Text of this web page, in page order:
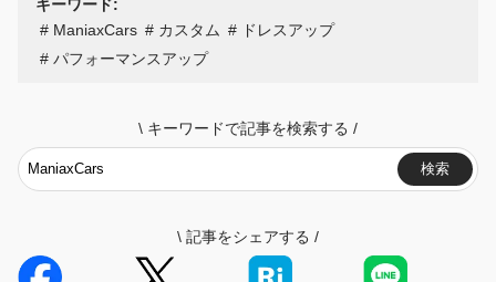
キーワード:
ManiaxCars
カスタム
ドレスアップ
パフォーマンスアップ
\ キーワードで記事を検索する /
検索
\ 記事をシェアする /